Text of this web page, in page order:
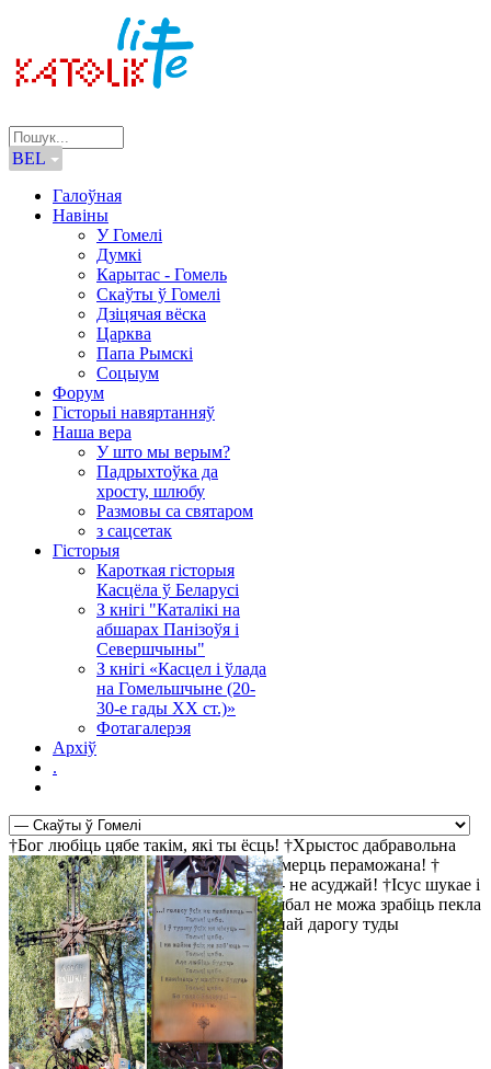
BEL
Галоўная
Навіны
У Гомелі
Думкі
Карытас - Гомель
Скаўты ў Гомелі
Дзіцячая вёска
Царква
Папа Рымскі
Соцыум
Форум
Гісторыі навяртанняў
Наша вера
У што мы верым?
Падрыхтоўка да
хросту, шлюбу
Размовы са святаром
з сацсетак
Гісторыя
Кароткая гісторыя
Касцёла ў Беларусі
З кнігі "Каталікі на
абшарах Панізоўя і
Севершчыны"
З кнігі «Касцел і ўлада
на Гомельшчыне (20-
30-е гады ХХ ст.)»
Фотагалерэя
Архіў
.
†Бог любіць цябе такім, які ты ёсць! †Хрыстос дабравольна
пайшоў на крыж за твае правіны †Смерць пераможана! †
Найбольш просты шлях да святасці - не асуджай! †Ісус шукае і
чакае цябе! †Хрыстос уваскрос! †Д'ябал не можа зрабіць пекла
прывабным, таму ён робіць прывабнай дарогу туды